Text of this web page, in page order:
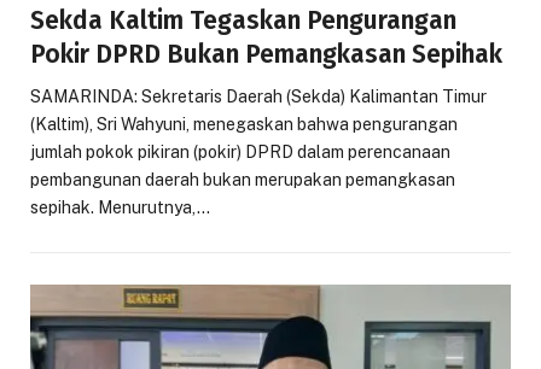
Sekda Kaltim Tegaskan Pengurangan
Pokir DPRD Bukan Pemangkasan Sepihak
SAMARINDA: Sekretaris Daerah (Sekda) Kalimantan Timur
(Kaltim), Sri Wahyuni, menegaskan bahwa pengurangan
jumlah pokok pikiran (pokir) DPRD dalam perencanaan
pembangunan daerah bukan merupakan pemangkasan
sepihak. Menurutnya,…